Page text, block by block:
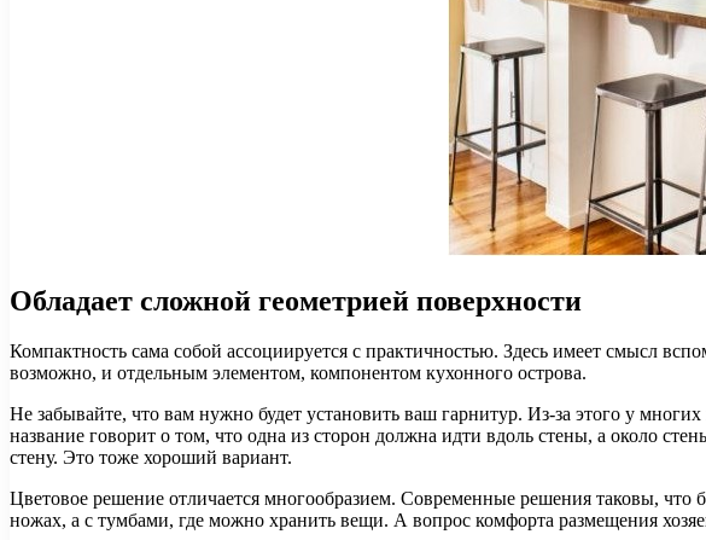
Обладает сложной геометрией поверхности
Компактность сама собой ассоциируется с практичностью. Здесь имеет смысл
возможно, и отдельным элементом, компонентом кухонного острова.
Не забывайте, что вам нужно будет установить ваш гарнитур. Из-за этого у
название говорит о том, что одна из сторон должна идти вдоль стены, а около
стену. Это тоже хороший вариант.
Цветовое решение отличается многообразием. Современные решения таковы,
ножах, а с тумбами, где можно хранить вещи. А вопрос комфорта размещения